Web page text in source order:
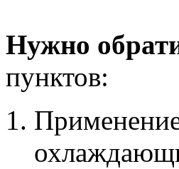
Нужно
пунктов: